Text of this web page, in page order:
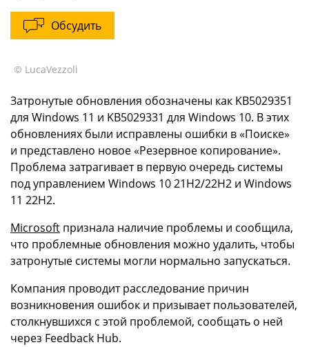
Обсудить
© LucaVezzoli
Затронутые обновления обозначены как KB5029351
для Windows 11 и KB5029331 для Windows 10. В этих
обновлениях были исправлены ошибки в «Поиске»
и представлено новое «Резервное копирование».
Проблема затрагивает в первую очередь системы
под управлением Windows 10 21H2/22H2 и Windows
11 22H2.
Microsoft признала наличие проблемы и сообщила,
что проблемные обновления можно удалить, чтобы
затронутые системы могли нормально запускаться.
Компания проводит расследование причин
возникновения ошибок и призывает пользователей,
столкнувшихся с этой проблемой, сообщать о ней
через Feedback Hub.